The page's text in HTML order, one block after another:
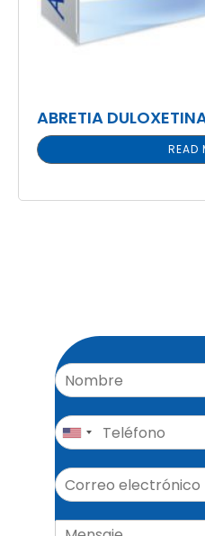
ABRETIA
READ